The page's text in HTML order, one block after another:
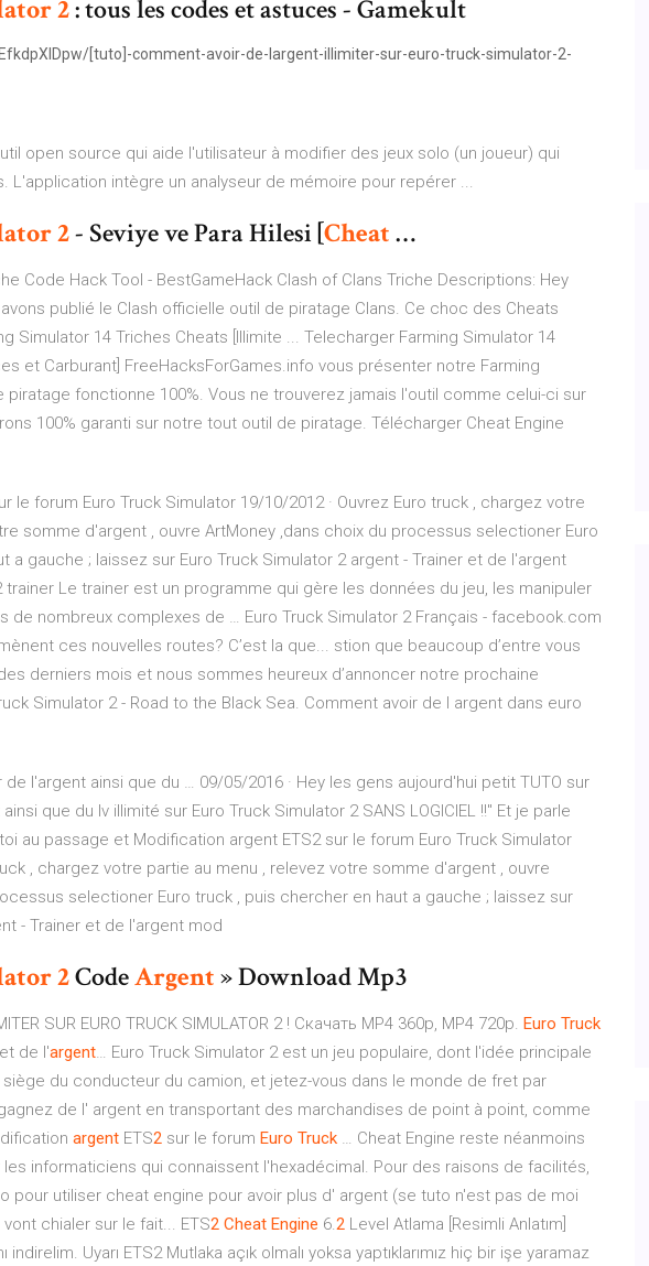
2: tous les codes et astuces - Gamekult
[tuto]-comment-avoir-de-largent-illimiter-sur-euro-truck-simulator-2-
open source qui aide l'utilisateur à modifier des jeux solo (un joueur) qui
L'application intègre un analyseur de mémoire pour repérer ...
2- Seviye ve Para Hilesi [Cheat…
Code Hack Tool - BestGameHack Clash of Clans Triche Descriptions: Hey
avons publié le Clash officielle outil de piratage Clans. Ce choc des Cheats
Simulator 14 Triches Cheats [Illimite ... Telecharger Farming Simulator 14
et Carburant] FreeHacksForGames.info vous présenter notre Farming
piratage fonctionne 100%. Vous ne trouverez jamais l'outil comme celui-ci sur
100% garanti sur notre tout outil de piratage. Télécharger Cheat Engine
le forum Euro Truck Simulator 19/10/2012 · Ouvrez Euro truck , chargez votre
somme d'argent , ouvre ArtMoney ,dans choix du processus selectioner Euro
a gauche ; laissez sur Euro Truck Simulator 2 argent - Trainer et de l'argent
trainer Le trainer est un programme qui gère les données du jeu, les manipuler
de nombreux complexes de … Euro Truck Simulator 2 Français - facebook.com
ces nouvelles routes? C’est la que... stion que beaucoup d’entre vous
derniers mois et nous sommes heureux d’annoncer notre prochaine
Simulator 2 - Road to the Black Sea. Comment avoir de l argent dans euro
de l'argent ainsi que du … 09/05/2016 · Hey les gens aujourd'hui petit TUTO sur
que du lv illimité sur Euro Truck Simulator 2 SANS LOGICIEL !!" Et je parle
au passage et Modification argent ETS2 sur le forum Euro Truck Simulator
, chargez votre partie au menu , relevez votre somme d'argent , ouvre
selectioner Euro truck , puis chercher en haut a gauche ; laissez sur
- Trainer et de l'argent mod
2CodeArgent» Download Mp3
SUR EURO TRUCK SIMULATOR 2 ! Скачать MP4 360p, MP4 720p. Euro Truck
de l'argent… Euro Truck Simulator 2 est un jeu populaire, dont l'idée principale
du conducteur du camion, et jetez-vous dans le monde de fret par
de l' argent en transportant des marchandises de point à point, comme
argent ETS2 sur le forum Euro Truck … Cheat Engine reste néanmoins
informaticiens qui connaissent l'hexadécimal. Pour des raisons de facilités,
pour utiliser cheat engine pour avoir plus d' argent (se tuto n'est pas de moi
chialer sur le fait... ETS2 Cheat Engine 6.2 Level Atlama [Resimli Anlatım]
Uyarı ETS2 Mutlaka açık olmalı yoksa yaptıklarımız hiç bir işe yaramaz